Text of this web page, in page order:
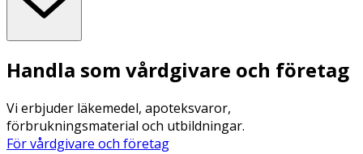
Handla som vårdgivare och företag
Vi erbjuder läkemedel, apoteksvaror,
förbrukningsmaterial och utbildningar.
För vårdgivare och företag